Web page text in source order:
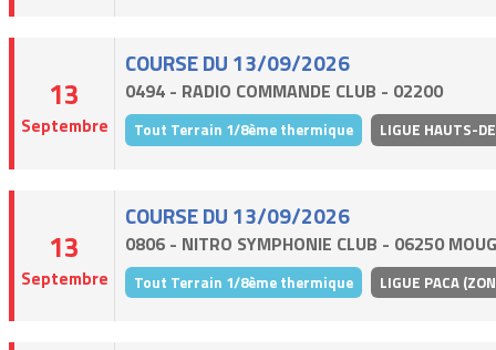
13
Septembre
COURSE DU 13/09/2026
0494 - RADIO COMMANDE CLUB - 02200
Tout Terrain 1/8ème thermique LIGUE HAUTS-
13
Septembre
COURSE DU 13/09/2026
0806 - NITRO SYMPHONIE CLUB - 06250
Tout Terrain 1/8ème thermique LIGUE PACA